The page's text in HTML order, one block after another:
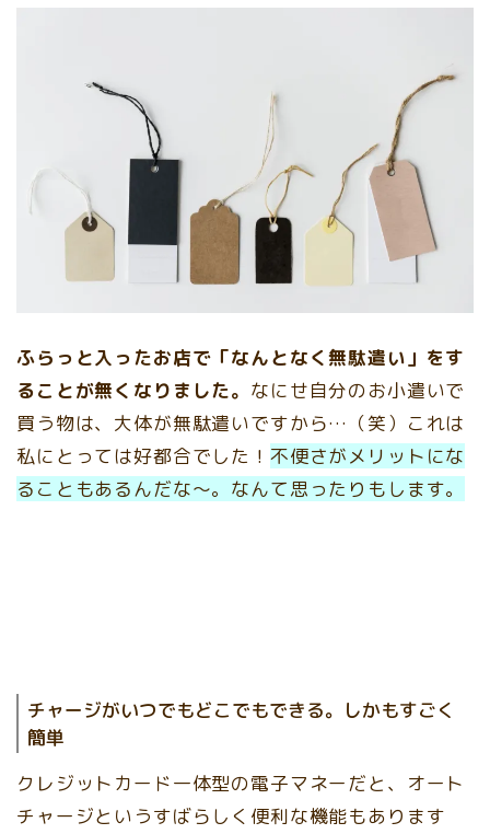
ふらっと入ったお店で「なんとなく無駄遣い」をす
ることが無くなりました。 なにせ自分のお小遣いで
買う物は、大体が無駄遣いですから…（笑）これは
私にとっては好都合でした！ 不便さがメリットにな
ることもあるんだな～。なんて思ったりもします。
チャージがいつでもどこでもできる。しかもすごく
簡単
クレジットカード一体型の電子マネーだと、オート
チャージというすばらしく便利な機能もあります